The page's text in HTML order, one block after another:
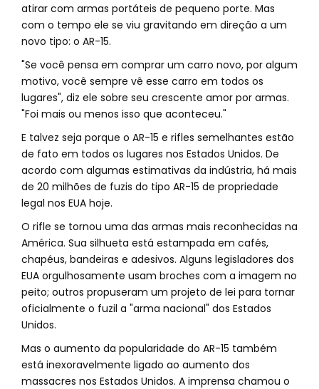
atirar com armas portáteis de pequeno porte. Mas
com o tempo ele se viu gravitando em direção a um
novo tipo: o AR-15.
"Se você pensa em comprar um carro novo, por algum
motivo, você sempre vê esse carro em todos os
lugares", diz ele sobre seu crescente amor por armas.
"Foi mais ou menos isso que aconteceu."
E talvez seja porque o AR-15 e rifles semelhantes estão
de fato em todos os lugares nos Estados Unidos. De
acordo com algumas estimativas da indústria, há mais
de 20 milhões de fuzis do tipo AR-15 de propriedade
legal nos EUA hoje.
O rifle se tornou uma das armas mais reconhecidas na
América. Sua silhueta está estampada em cafés,
chapéus, bandeiras e adesivos. Alguns legisladores dos
EUA orgulhosamente usam broches com a imagem no
peito; outros propuseram um projeto de lei para tornar
oficialmente o fuzil a "arma nacional" dos Estados
Unidos.
Mas o aumento da popularidade do AR-15 também
está inexoravelmente ligado ao aumento dos
massacres nos Estados Unidos. A imprensa chamou o